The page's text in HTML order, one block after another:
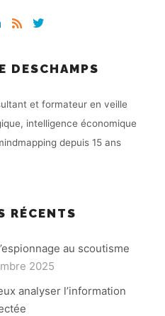
DESCHAMPS
et formateur en veille
intelligence économique
depuis 15 ans
RÉCENTS
au scoutisme
2025
analyser l’information